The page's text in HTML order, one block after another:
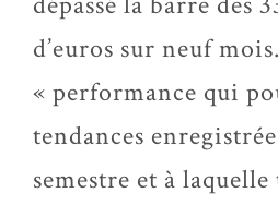
d’euros sur neuf
« performance qui
tendances
semestre et à